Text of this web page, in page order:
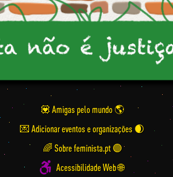
💟 Amigas pelo mundo
💌 Adicionar eventos e organizações
🌈 Sobre feminista.pt 🟣
Acessibilidade Web 🌐